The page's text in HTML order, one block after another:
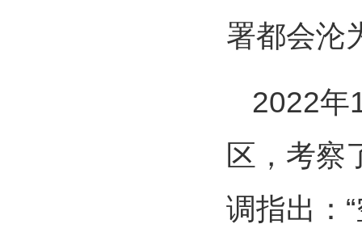
署都会沦
2022年
区，考察
调指出：